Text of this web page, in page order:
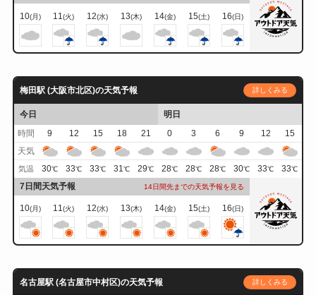
10(月) 11(火) 12(水) 13(木) 14(金) 15(土) 16(日)
梅田駅 (大阪市北区)の天気予報 詳しくみる
今日
明日
時間
9 12 15 18 21 0 3 6 9 12
15
天気
気温 30℃ 33℃ 33℃ 31℃ 29℃ 28℃ 28℃ 28℃ 30℃ 33℃ 33℃
7日間天気予報 14日間先までの天気予報を見る
10(月) 11(火) 12(水) 13(木) 14(金) 15(土) 16(日)
名古屋駅 (名古屋市中村区)の天気予報 詳しくみる